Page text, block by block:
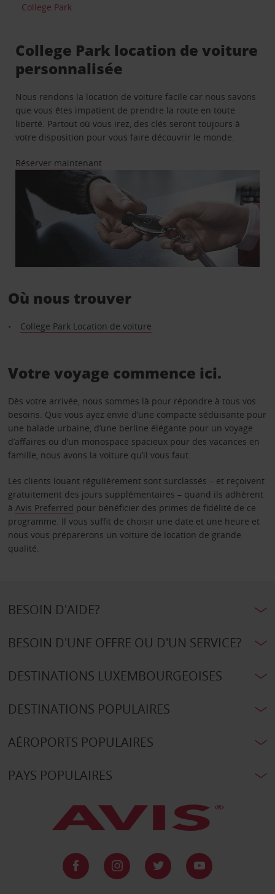
College Park
College Park location de voiture
personnalisée
Nous rendons la location de voiture facile car nous savons
que vous êtes impatient de prendre la route en toute
liberté. Partout où vous irez, des clés seront toujours à
votre disposition pour vous faire découvrir le monde.
Réserver maintenant
Où nous trouver
College Park Location de voiture
Votre voyage commence ici.
Dès votre arrivée, nous sommes là pour répondre à tous vos
besoins. Que vous ayez envie d’une compacte séduisante pour
une balade urbaine, d’une berline élégante pour un voyage
d’affaires ou d’un monospace spacieux pour des vacances en
famille, nous avons la voiture qu’il vous faut.
Les clients louant régulièrement sont surclassés – et reçoivent
gratuitement des jours supplémentaires – quand ils adhèrent
à Avis Preferred pour bénéficier des primes de fidélité de ce
programme. Il vous suffit de choisir une date et une heure et
nous vous préparerons un voiture de location de grande
qualité.
BESOIN D'AIDE?
BESOIN D'UNE OFFRE OU D'UN SERVICE?
DESTINATIONS LUXEMBOURGEOISES
DESTINATIONS POPULAIRES
AÉROPORTS POPULAIRES
PAYS POPULAIRES